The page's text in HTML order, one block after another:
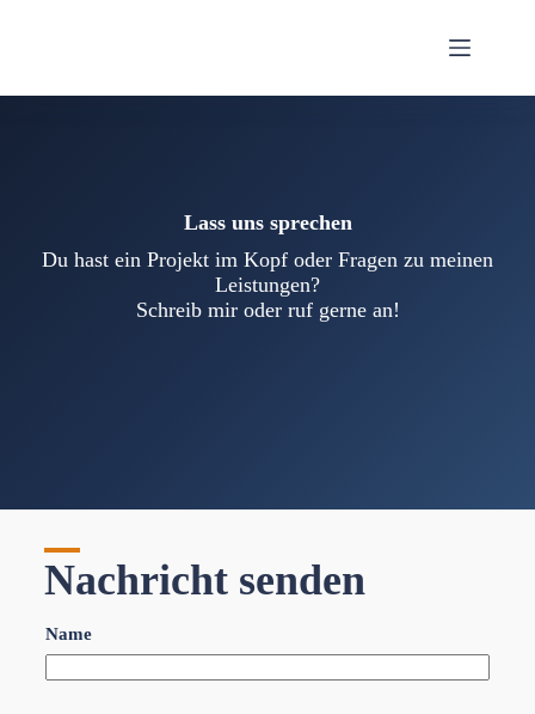
Lass uns sprechen
Du hast ein Projekt im Kopf oder Fragen zu meinen
Leistungen?
Schreib mir oder ruf gerne an!
Nachricht senden
Name